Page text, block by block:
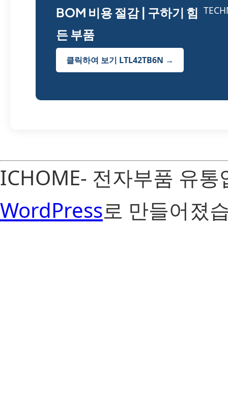
BOM 비용 절감 | 구하기 힘
든 부품
클릭하여 보기 LTL42TB6N →
ICHOME- 전자부품 유
WordPress로 만들어졌